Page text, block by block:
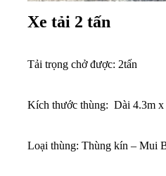
Xe tải 2 tấn
Tải trọng chở được: 2tấn
Kích thước thùng: Dài 4.3m x
Loại thùng: Thùng kín – Mui